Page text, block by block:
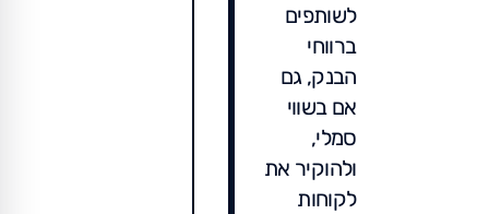
לשותפים
ברווחי
הבנק, גם
אם בשווי
סמלי,
ולהוקיר את
לקוחות